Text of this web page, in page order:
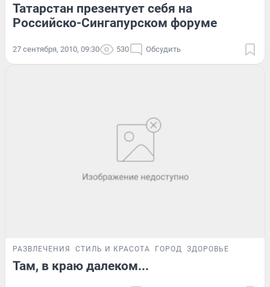
Татарстан презентует себя на
Российско-Сингапурском форуме
27 сентября, 2010, 09:30 530 Обсудить
РАЗВЛЕЧЕНИЯ СТИЛЬ И КРАСОТА ГОРОД ЗДОРОВЬЕ
Там, в краю далеком...